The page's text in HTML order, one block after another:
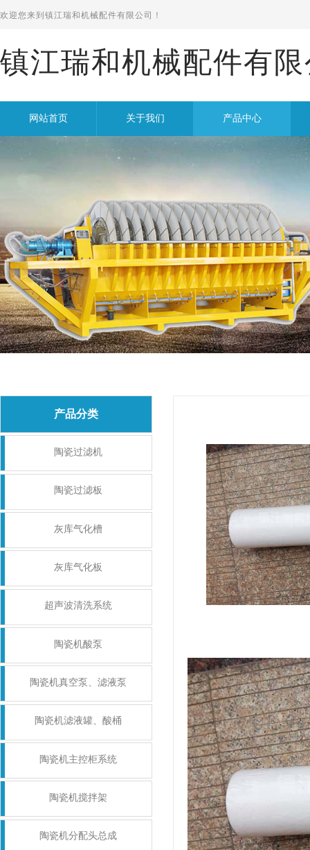
欢迎您来到 镇江瑞和机械配件有限公司！
镇江瑞和机械配件有
网站首页 关于我们 产品中心
产品分类
陶瓷过滤机
陶瓷过滤板
灰库气化槽
灰库气化板
超声波清洗系统
陶瓷机酸泵
陶瓷机真空泵、滤液泵
陶瓷机滤液罐、酸桶
陶瓷机主控柜系统
陶瓷机搅拌架
陶瓷机分配头总成